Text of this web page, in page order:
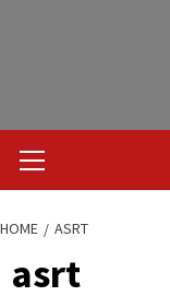
Menu
HOME ASRT
asrt